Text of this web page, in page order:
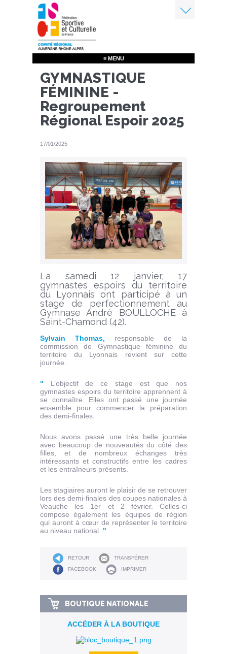
Aller
au
contenu
principal
≡ MENU
GYMNASTIQUE
FÉMININE -
Regroupement
Régional Espoir 2025
17/01/2025
La samedi 12 janvier, 17
gymnastes espoirs du territoire
du Lyonnais ont participé à un
stage de perfectionnement au
Gymnase André BOULLOCHE à
Saint-Chamond (42).
Sylvain Thomas, responsable de la
commission de Gymnastique féminine du
territoire du Lyonnais revient sur cette
journée.
" L’objectif de ce stage est que nos
gymnastes espoirs du territoire apprennent à
se connaître. Elles ont passé une journée
ensemble pour commencer la préparation
des demi-finales.
Nous avons passé une très belle journée
avec beaucoup de nouveautés du côté des
filles, et de nombreux échanges très
intéressants et constructifs entre les cadres
et les entraîneurs présents.
Les stagiaires auront le plaisir de se retrouver
lors des demi-finales des coupes nationales à
Veauche les 1er et 2 février. Celles-ci
compose également les équipes de région
qui auront à cœur de représenter le territoire
au niveau national. "
RETOUR
TRANSFÉRER
FACEBOOK
IMPRIMER
BOUTIQUE NATIONALE
ACCÉDER À LA BOUTIQUE